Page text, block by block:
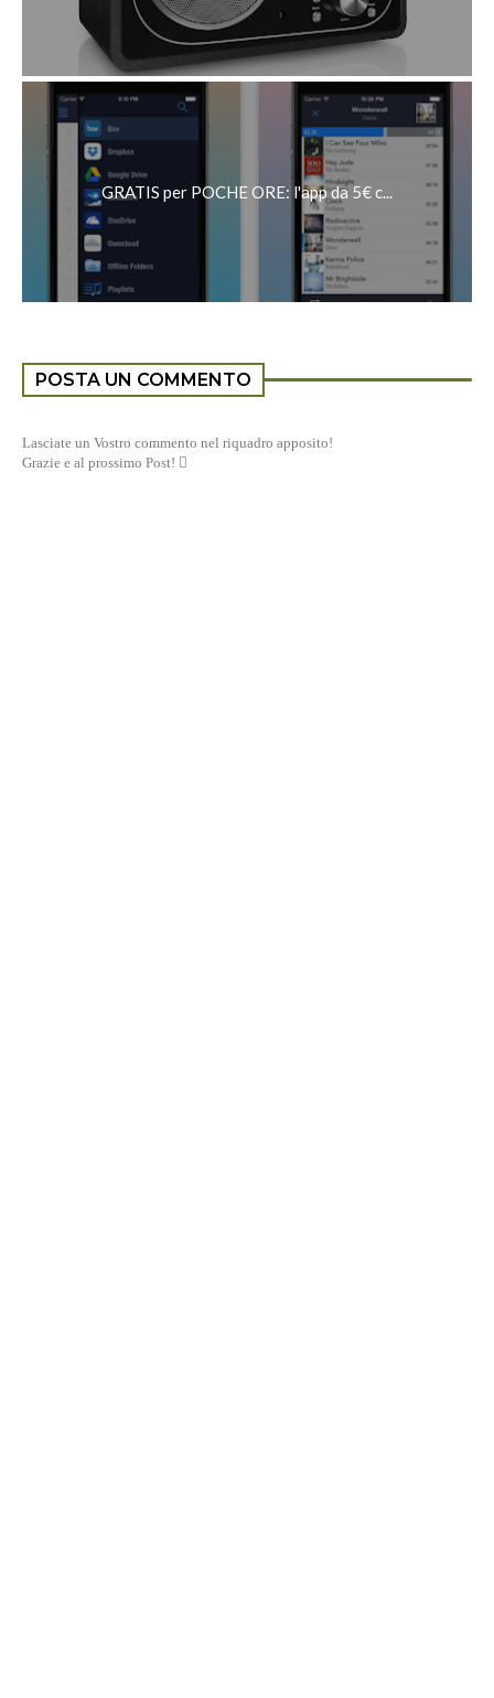
GRATIS per POCHE ORE: l'app da 5€ c...
POSTA UN COMMENTO
Lasciate un Vostro commento nel riquadro apposito!
Grazie e al prossimo Post! 